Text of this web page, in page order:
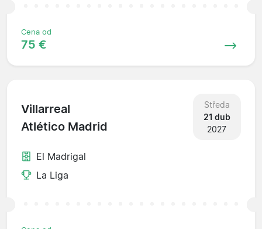
Cena od
75 €
Villarreal
Atlético Madrid
Středa
21 dub
2027
El Madrigal
La Liga